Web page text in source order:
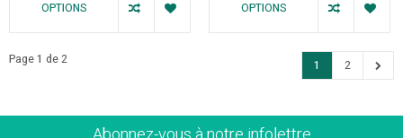
OPTIONS OPTIONS
Page 1 de 2 1 2
Abonnez-vous à notre infolettre